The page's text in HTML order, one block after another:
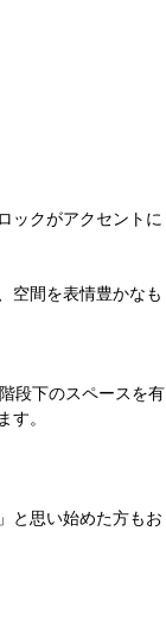
ックがアクセントに
空間を表情豊かなも
段下のスペースを有
す。
と思い始めた方もお